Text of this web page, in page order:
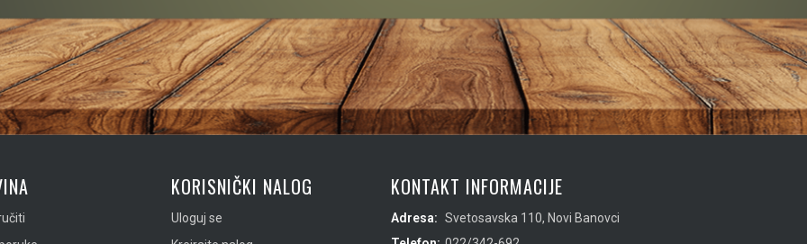
KORISNIČKI NALOG
Uloguj se
KONTAKT INFORMACIJE
Adresa: Svetosavska 110, Novi Banovci